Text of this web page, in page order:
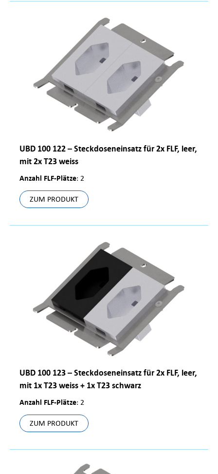
UBD 100 122 – Steckdoseneinsatz für 2x FLF, leer,
mit 2x T23 weiss
Anzahl FLF-Plätze: 2
ZUM PRODUKT
UBD 100 123 – Steckdoseneinsatz für 2x FLF, leer,
mit 1x T23 weiss + 1x T23 schwarz
Anzahl FLF-Plätze: 2
ZUM PRODUKT